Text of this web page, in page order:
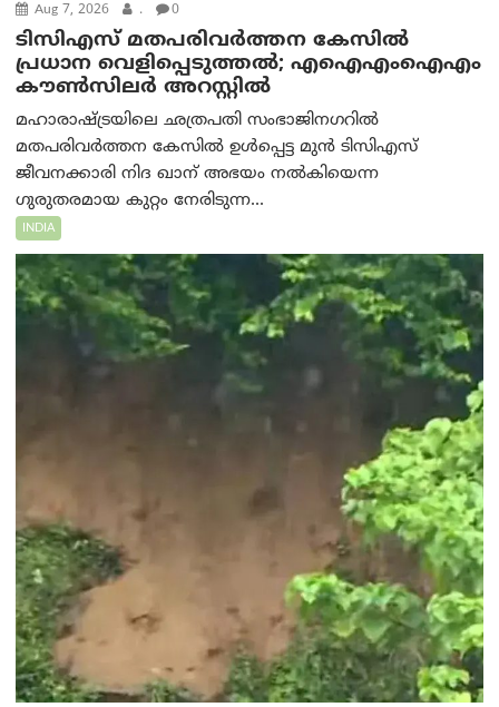
Aug 7, 2026 . 0
ടിസിഎസ് മതപരിവർത്തന കേസിൽ
പ്രധാന വെളിപ്പെടുത്തൽ; എഐഎംഐഎം
കൗൺസിലർ അറസ്റ്റിൽ
മഹാരാഷ്ട്രയിലെ ഛത്രപതി സംഭാജിനഗറിൽ
മതപരിവർത്തന കേസിൽ ഉൾപ്പെട്ട മുൻ ടിസിഎസ്
ജീവനക്കാരി നിദ ഖാന് അഭയം നൽകിയെന്ന
ഗുരുതരമായ കുറ്റം നേരിടുന്ന...
INDIA